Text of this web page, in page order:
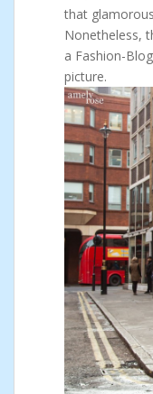
that
Nonetheless,
a Fashion-
picture.